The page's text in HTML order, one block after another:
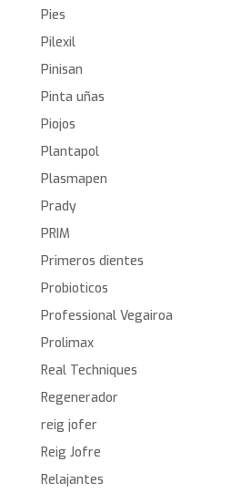
Pies
Pilexil
Pinisan
Pinta uñas
Piojos
Plantapol
Plasmapen
Prady
PRIM
Primeros dientes
Probioticos
Professional Vegairoa
Prolimax
Real Techniques
Regenerador
reig jofer
Reig Jofre
Relajantes